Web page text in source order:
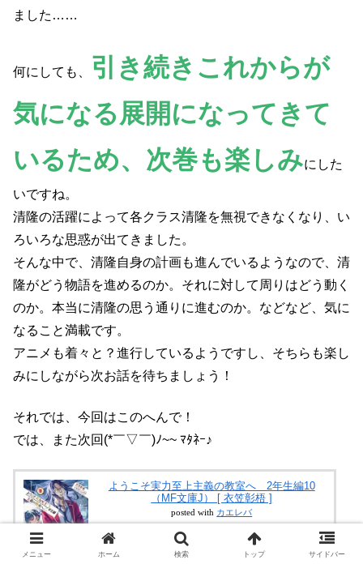
ました……
何にしても、
引き続きこれからが
気になる展開になってきて
いるため、次巻も楽しみにした
いですね。
清隆の活躍によって各クラス清隆を無視できなくなり、い
ろいろな思惑が出てきました。
そんな中で、清隆自身の計画も進んでいるようなので、清
隆がどう物語を進めるのか。それに対して周りはどう動く
のか。本当に清隆の思う通りに進むのか。などなど、気に
なること満載です。
アニメも着々と？進行しているようですし、そちらも楽し
みにしながら次お話を待ちましょう！
それでは、今回はこのへんで！
では、また次回(*￣▽￣)ﾉ~~ ﾏﾀﾈｰ♪
ようこそ実力至上主義の教室へ 2年生編10
（MF文庫J） [ 衣笠彰梧 ]
posted with カエレバ
メニュー ホーム 検索 トップ サイドバー